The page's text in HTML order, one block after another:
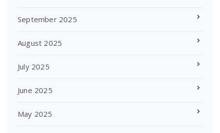
September 2025
August 2025
July 2025
June 2025
May 2025